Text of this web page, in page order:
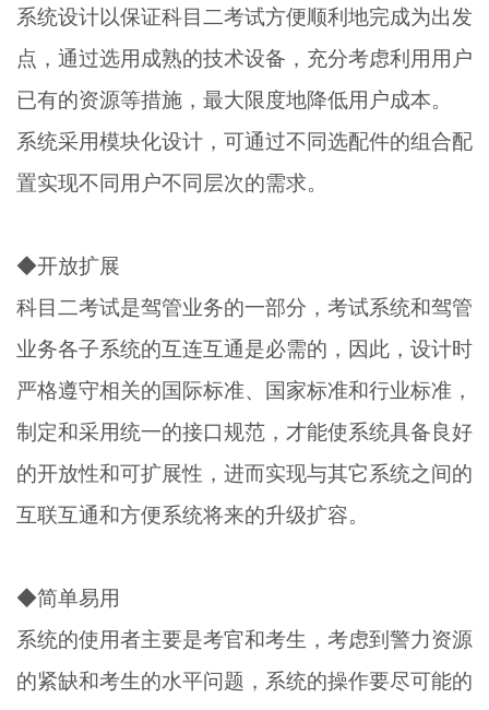
系统设计以保证科目二考试方便顺利地完成为出发
点，通过选用成熟的技术设备，充分考虑利用用户
已有的资源等措施，最大限度地降低用户成本。
系统采用模块化设计，可通过不同选配件的组合配
置实现不同用户不同层次的需求。
◆开放扩展
科目二考试是驾管业务的一部分，考试系统和驾管
业务各子系统的互连互通是必需的，因此，设计时
严格遵守相关的国际标准、国家标准和行业标准，
制定和采用统一的接口规范，才能使系统具备良好
的开放性和可扩展性，进而实现与其它系统之间的
互联互通和方便系统将来的升级扩容。
◆简单易用
系统的使用者主要是考官和考生，考虑到警力资源
的紧缺和考生的水平问题，系统的操作要尽可能的